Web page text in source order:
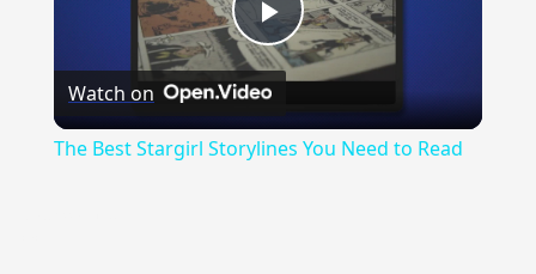
Play
Video
Watch on
The Best Stargirl Storylines You Need to Read